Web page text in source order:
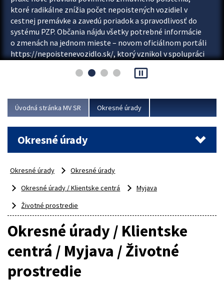
ktoré radikálne znížia počet nepoistených vozidiel v
cestnej premávke a zavedú poriadok a spravodlivosť do
systému PZP. Občania nájdu všetky potrebné informácie
o zmenách na jednom mieste – novom oficiálnom portáli
https://nepoistenevozidlo.sk/, ktorý vznikol v spolupráci
asociácie poisťovní (SLASPO) a Ministerstva vnútra SR.
Viac
pause_presentation
Úvodná stránka MV SR Okresné úrady
Okresné úrady
Okresné úrady
Okresné úrady
Okresné úrady / Klientske centrá
Myjava
Životné prostredie
Okresné úrady / Klientske
centrá / Myjava / Životné
prostredie